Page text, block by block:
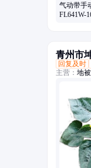
气动带手
FL641W-
青州市
回复及时
主营： 地